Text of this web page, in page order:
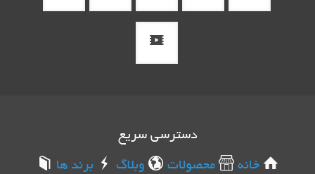
دسترسی سریع
خانه
محصولات وبلاگ
برند ها